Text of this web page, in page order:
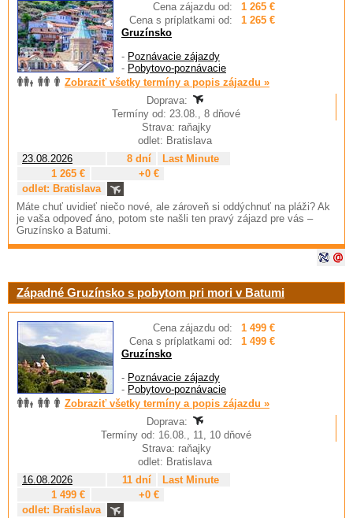
Cena zájazdu od:
1 265 €
Cena s príplatkami od:
1 265 €
Gruzínsko
- Poznávacie zájazdy
- Pobytovo-poznávacie
Zobraziť všetky termíny a popis zájazdu »
Doprava:
Termíny od: 23.08., 8 dňové
Strava: raňajky
odlet: Bratislava
23.08.2026
8 dní
Last Minute
1 265 €
+0 €
odlet: Bratislava
Máte chuť uvidieť niečo nové, ale zároveň si oddýchnuť na pláži? Ak
je vaša odpoveď áno, potom ste našli ten pravý zájazd pre vás –
Gruzínsko a Batumi.
Západné Gruzínsko s pobytom pri mori v Batumi
Cena zájazdu od:
1 499 €
Cena s príplatkami od:
1 499 €
Gruzínsko
- Poznávacie zájazdy
- Pobytovo-poznávacie
Zobraziť všetky termíny a popis zájazdu »
Doprava:
Termíny od: 16.08., 11, 10 dňové
Strava: raňajky
odlet: Bratislava
16.08.2026
11 dní
Last Minute
1 499 €
+0 €
odlet: Bratislava